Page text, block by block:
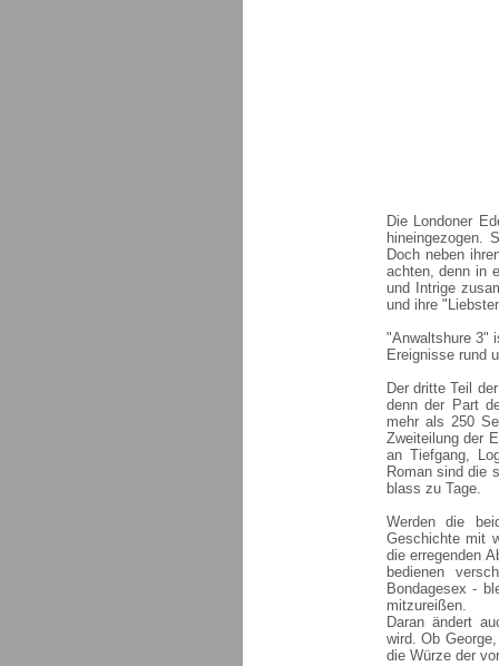
Die Londoner
hineingezogen.
Doch neben
achten, denn in
und Intrige
und ihre
"Anwaltshure 3"
Ereignisse rund
Der dritte Teil
denn der Part
mehr als 250
Zweiteilung der
an Tiefgang,
Roman sind die
blass zu Tage.
Werden die
Geschichte mit
die erregenden
bedienen
Bondagesex -
mitzureißen.
Daran ändert
wird. Ob
die Würze der